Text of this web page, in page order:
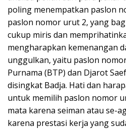
poling menempatkan paslon
paslon nomor urut 2, yang
cukup miris dan
mengharapkan kemenangan
unggulkan, yaitu paslon
Purnama (BTP) dan Djarot
disingkat Badja. Hati dan
untuk memilih paslon nomor
mata karena seiman atau se-
karena prestasi kerja yang